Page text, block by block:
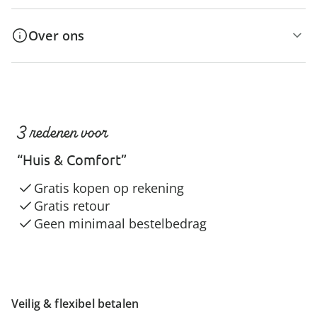
Over ons
Veilig & flexibel betalen
3 redenen voor
“Huis & Comfort”
Gratis kopen op rekening
Gratis retour
Geen minimaal bestelbedrag